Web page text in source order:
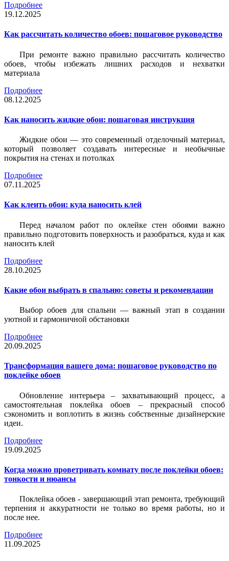
Подробнее
19.12.2025
Как рассчитать количество обоев: пошаговое руководство
При ремонте важно правильно рассчитать количество
обоев, чтобы избежать лишних расходов и нехватки
материала
Подробнее
08.12.2025
Как наносить жидкие обои: пошаговая инструкция
Жидкие обои — это современный отделочный материал,
который позволяет создавать интересные и необычные
покрытия на стенах и потолках
Подробнее
07.11.2025
Как клеить обои: куда наносить клей
Перед началом работ по оклейке стен обоями важно
правильно подготовить поверхность и разобраться, куда и как
наносить клей
Подробнее
28.10.2025
Какие обои выбрать в спальню: советы и рекомендации
Выбор обоев для спальни — важный этап в создании
уютной и гармоничной обстановки
Подробнее
20.09.2025
Трансформация вашего дома: пошаговое руководство по
поклейке обоев
Обновление интерьера – захватывающий процесс, а
самостоятельная поклейка обоев – прекрасный способ
сэкономить и воплотить в жизнь собственные дизайнерские
идеи.
Подробнее
19.09.2025
Когда можно проветривать комнату после поклейки обоев:
тонкости и нюансы
Поклейка обоев - завершающий этап ремонта, требующий
терпения и аккуратности не только во время работы, но и
после нее.
Подробнее
11.09.2025